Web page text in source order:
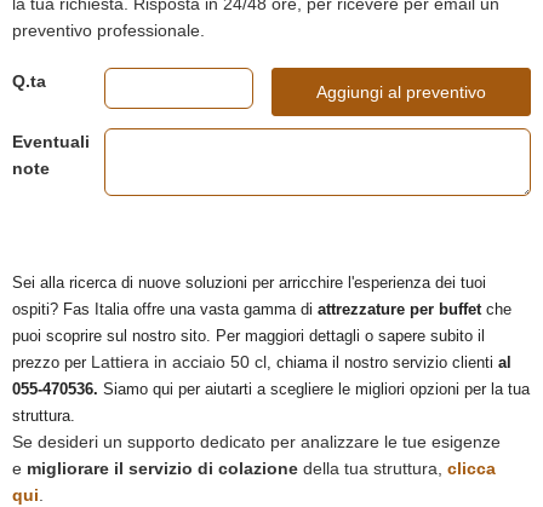
la tua richiesta. Risposta in 24/48 ore, per ricevere per email un
preventivo professionale.
Q.ta
Aggiungi al preventivo
Eventuali
note
Sei alla ricerca di nuove soluzioni per arricchire l'esperienza dei tuoi
ospiti? Fas Italia offre una vasta gamma di attrezzature per buffetche
puoi scoprire sul nostro sito. Per maggiori dettagli o sapere subito il
prezzo per Lattiera in acciaio 50 cl, chiama il nostro servizio clienti al
055-470536. Siamo qui per aiutarti a scegliere le migliori opzioni per la tua
struttura.
Se desideri un supporto dedicato per analizzare le tue esigenze
e migliorare il servizio di colazione della tua struttura, clicca
qui.